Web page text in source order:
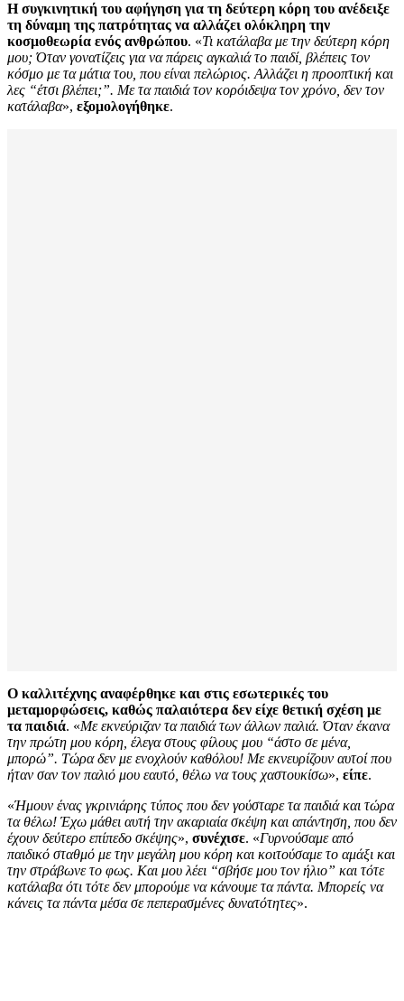
Η συγκινητική του αφήγηση για τη δεύτερη κόρη του ανέδειξε
τη δύναμη της πατρότητας να αλλάζει ολόκληρη την
κοσμοθεωρία ενός ανθρώπου. «Τι κατάλαβα με την δεύτερη κόρη
μου; Όταν γονατίζεις για να πάρεις αγκαλιά το παιδί, βλέπεις τον
κόσμο με τα μάτια του, που είναι πελώριος. Αλλάζει η προοπτική και
λες “έτσι βλέπει;”. Με τα παιδιά τον κορόιδεψα τον χρόνο, δεν τον
κατάλαβα», εξομολογήθηκε.
Ο καλλιτέχνης αναφέρθηκε και στις εσωτερικές του
μεταμορφώσεις, καθώς παλαιότερα δεν είχε θετική σχέση με
τα παιδιά. «Με εκνεύριζαν τα παιδιά των άλλων παλιά. Όταν έκανα
την πρώτη μου κόρη, έλεγα στους φίλους μου “άστο σε μένα,
μπορώ”. Τώρα δεν με ενοχλούν καθόλου! Με εκνευρίζουν αυτοί που
ήταν σαν τον παλιό μου εαυτό, θέλω να τους χαστουκίσω», είπε.
«Ήμουν ένας γκρινιάρης τύπος που δεν γούσταρε τα παιδιά και τώρα
τα θέλω! Έχω μάθει αυτή την ακαριαία σκέψη και απάντηση, που δεν
έχουν δεύτερο επίπεδο σκέψης», συνέχισε. «Γυρνούσαμε από
παιδικό σταθμό με την μεγάλη μου κόρη και κοιτούσαμε το αμάξι και
την στράβωνε το φως. Και μου λέει “σβήσε μου τον ήλιο” και τότε
κατάλαβα ότι τότε δεν μπορούμε να κάνουμε τα πάντα. Μπορείς να
κάνεις τα πάντα μέσα σε πεπερασμένες δυνατότητες».